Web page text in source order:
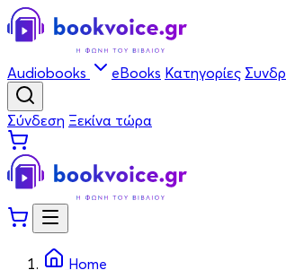
Audiobooks eBooks Κατηγορίες
Σύνδεση Ξεκίνα τώρα
Home